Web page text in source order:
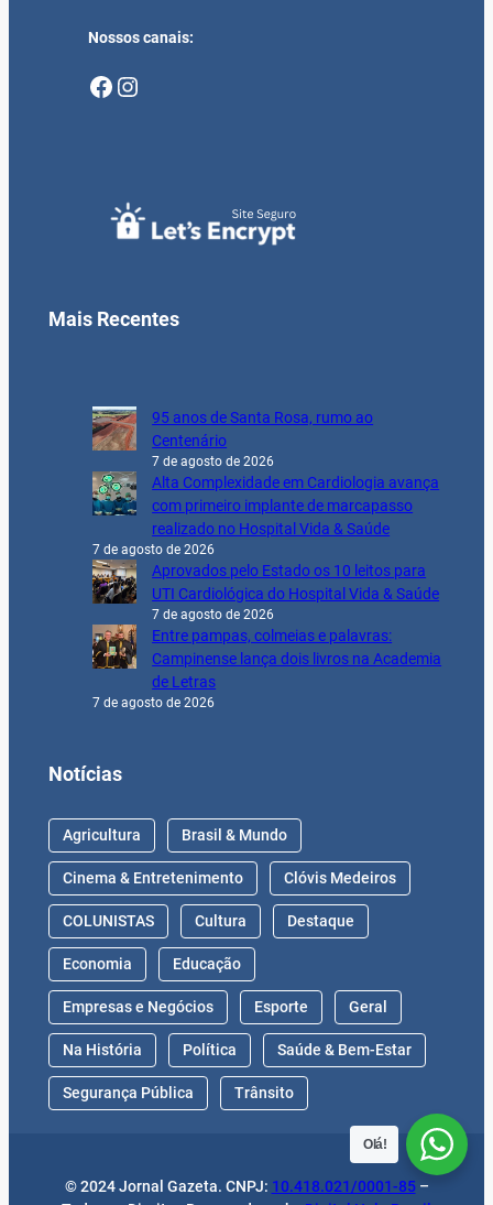
Nossos canais:
Facebook Instagram
Mais Recentes
95 anos de Santa Rosa, rumo ao
Centenário
7 de agosto de 2026
Alta Complexidade em Cardiologia avança
com primeiro implante de marcapasso
realizado no Hospital Vida & Saúde
7 de agosto de 2026
Aprovados pelo Estado os 10 leitos para
UTI Cardiológica do Hospital Vida & Saúde
7 de agosto de 2026
Entre pampas, colmeias e palavras:
Campinense lança dois livros na Academia
de Letras
7 de agosto de 2026
Notícias
Agricultura Brasil & Mundo
Cinema & Entretenimento Clóvis Medeiros
COLUNISTAS Cultura Destaque
Economia Educação
Empresas e Negócios Esporte Geral
Na História Política Saúde & Bem-Estar
Segurança Pública Trânsito
© 2024 Jornal Gazeta. CNPJ: 10.418.021/0001-85–
Olá!